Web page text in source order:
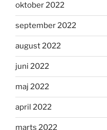
oktober 2022
september 2022
august 2022
juni 2022
maj 2022
april 2022
marts 2022